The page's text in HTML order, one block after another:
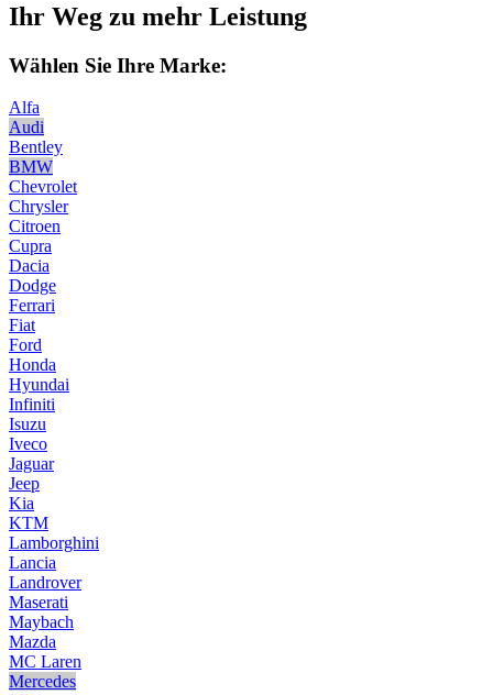
Ihr Weg zu mehr Leistung
Wählen Sie Ihre Marke:
Alfa
Audi
Bentley
BMW
Chevrolet
Chrysler
Citroen
Cupra
Dacia
Dodge
Ferrari
Fiat
Ford
Honda
Hyundai
Infiniti
Isuzu
Iveco
Jaguar
Jeep
Kia
KTM
Lamborghini
Lancia
Landrover
Maserati
Maybach
Mazda
MC Laren
Mercedes